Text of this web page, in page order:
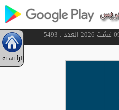
الرئيسية